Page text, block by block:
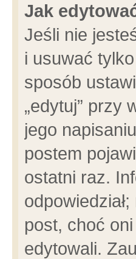
Jak
Jeśli nie
i usuwać
sposób
„edytuj” przy
jego
postem
ostatni raz.
post, choć
edytowali.